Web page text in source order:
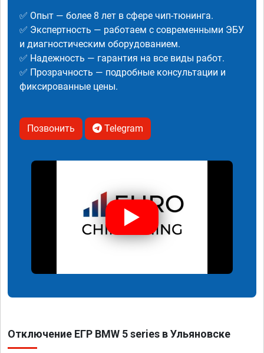
✅ Опыт — более 8 лет в сфере чип-тюнинга.
✅ Экспертность — работаем с современными ЭБУ
и диагностическим оборудованием.
✅ Надежность — гарантия на все виды работ.
✅ Прозрачность — подробные консультации и
фиксированные цены.
Позвонить Telegram
Отключение ЕГР BMW 5 series в Ульяновске